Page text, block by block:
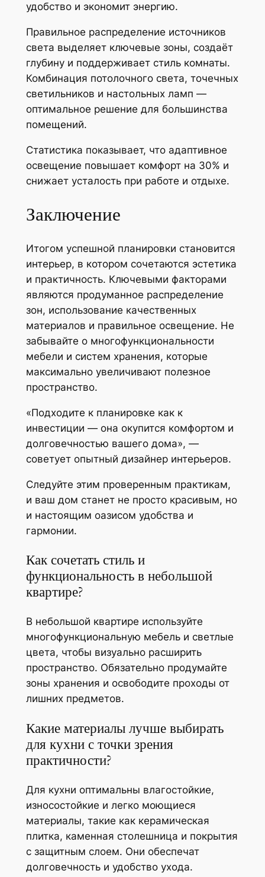
удобство и экономит энергию.
Правильное распределение источников
света выделяет ключевые зоны, создаёт
глубину и поддерживает стиль комнаты.
Комбинация потолочного света, точечных
светильников и настольных ламп —
оптимальное решение для большинства
помещений.
Статистика показывает, что адаптивное
освещение повышает комфорт на 30% и
снижает усталость при работе и отдыхе.
Заключение
Итогом успешной планировки становится
интерьер, в котором сочетаются эстетика
и практичность. Ключевыми факторами
являются продуманное распределение
зон, использование качественных
материалов и правильное освещение. Не
забывайте о многофункциональности
мебели и систем хранения, которые
максимально увеличивают полезное
пространство.
«Подходите к планировке как к
инвестиции — она окупится комфортом и
долговечностью вашего дома», —
советует опытный дизайнер интерьеров.
Следуйте этим проверенным практикам,
и ваш дом станет не просто красивым, но
и настоящим оазисом удобства и
гармонии.
Как сочетать стиль и
функциональность в небольшой
квартире?
В небольшой квартире используйте
многофункциональную мебель и светлые
цвета, чтобы визуально расширить
пространство. Обязательно продумайте
зоны хранения и освободите проходы от
лишних предметов.
Какие материалы лучше выбирать
для кухни с точки зрения
практичности?
Для кухни оптимальны влагостойкие,
износостойкие и легко моющиеся
материалы, такие как керамическая
плитка, каменная столешница и покрытия
с защитным слоем. Они обеспечат
долговечность и удобство ухода.